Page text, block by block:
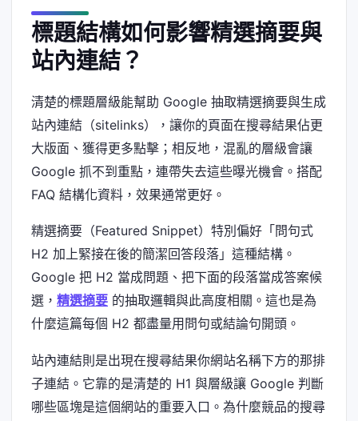
標題結構如何影響精選摘要與
站內連結？
清楚的標題層級能幫助 Google 抽取精選摘要與生成
站內連結（sitelinks），讓你的頁面在搜尋結果佔更
大版面、獲得更多點擊；相反地，混亂的層級會讓
Google 抓不到重點，連帶失去這些曝光機會。搭配
FAQ 結構化資料，效果通常更好。
精選摘要（Featured Snippet）特別偏好「問句式
H2 加上緊接在後的簡潔回答段落」這種結構。
Google 把 H2 當成問題、把下面的段落當成答案候
選， 精選摘要 的抽取邏輯與此高度相關。這也是為
什麼這篇每個 H2 都盡量用問句或結論句開頭。
站內連結則是出現在搜尋結果你網站名稱下方的那排
子連結。它靠的是清楚的 H1 與層級讓 Google 判斷
哪些區塊是這個網站的重要入口。為什麼競品的搜尋